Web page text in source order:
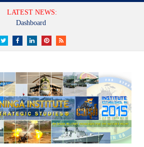
LATEST NEWS:
Dashboard
TwitterFacebookLinkedInPinterestRSS